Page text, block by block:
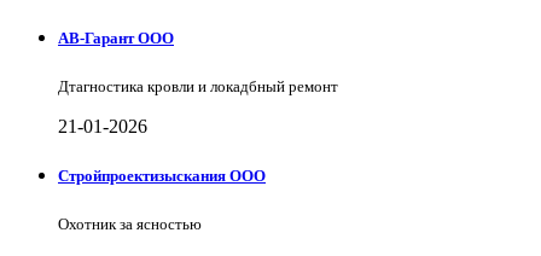
АВ-Гарант ООО
Дтагностика кровли и локадбный ремонт
21-01-2026
Стройпроектизыскания ООО
Охотник за ясностью